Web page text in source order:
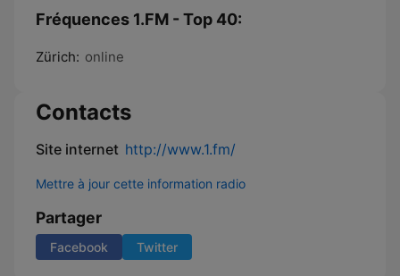
Fréquences 1.FM - Top 40:
Zürich: online
Contacts
Site internet http://www.1.fm/
Mettre à jour cette information radio
Partager
Facebook Twitter